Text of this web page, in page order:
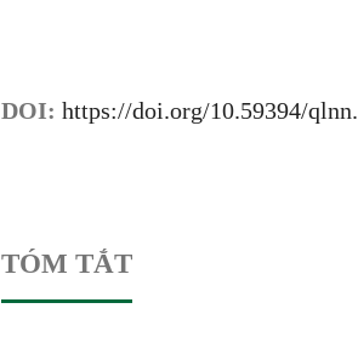
DOI: https://doi.org/10.59394/
TÓM TẮT